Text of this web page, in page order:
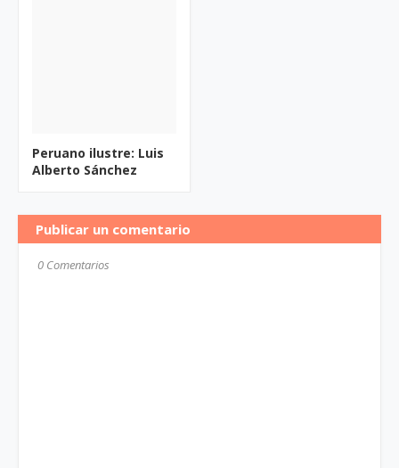
Peruano ilustre: Luis
Alberto Sánchez
Publicar un comentario
0 Comentarios